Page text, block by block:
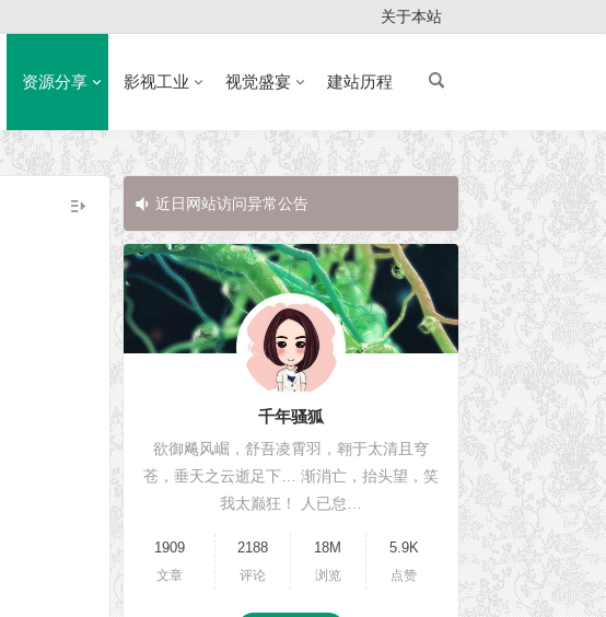
关于本站
资源分享 影视工业 视觉盛宴 建站历程
近日网站访问异常公告 近日网站访问
千年骚狐
欲御飚风崛，舒吾凌霄羽，翱于太清且穹
苍，垂天之云逝足下… 渐消亡，抬头望，笑
我太巅狂！ 人已怠…
1909
文章
2188
评论
18M
浏览
5.9K
点赞